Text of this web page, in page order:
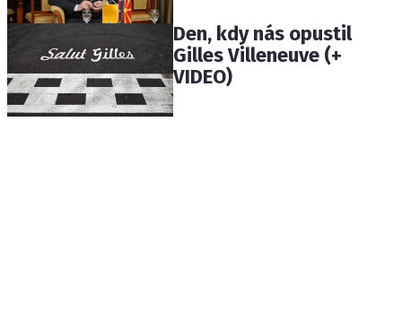
Den, kdy nás opustil
Gilles Villeneuve (+
VIDEO)